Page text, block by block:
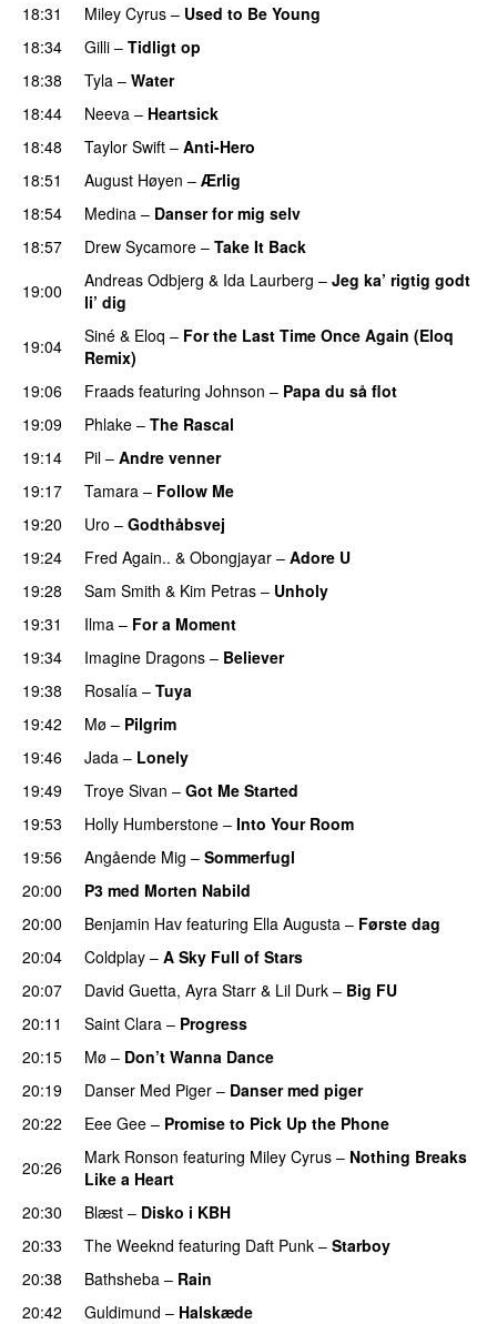
18:31
Miley Cyrus – Used to Be Young
18:34
Gilli – Tidligt op
18:38 Tyla – Water
18:44 Neeva – Heartsick
18:48
Taylor Swift – Anti-Hero
18:51
August Høyen – Ærlig
18:54
Medina – Danser for mig selv
18:57
Drew Sycamore – Take It Back
19:00
Andreas Odbjerg & Ida Laurberg – Jeg ka’ rigtig godt
li’ dig
19:04
Siné & Eloq – For the Last Time Once Again (Eloq
Remix)
19:06
Fraads featuring Johnson – Papa du så flot
19:09 Phlake – The Rascal
19:14
Pil – Andre venner
19:17
Tamara – Follow Me
19:20
Uro – Godthåbsvej
19:24
Fred Again.. & Obongjayar – Adore U
19:28 Sam Smith & Kim Petras – Unholy
19:31 Ilma – For a Moment
19:34 Imagine Dragons – Believer
19:38
Rosalía – Tuya
19:42
Mø – Pilgrim
19:46 Jada – Lonely
19:49 Troye Sivan – Got Me Started
19:53 Holly Humberstone – Into Your Room
19:56
Angående Mig – Sommerfugl
20:00
P3 med Morten Nabild
20:00
Benjamin Hav featuring Ella Augusta – Første dag
20:04 Coldplay – A Sky Full of Stars
20:07
David Guetta, Ayra Starr & Lil Durk – Big FU
20:11 Saint Clara – Progress
20:15
Mø – Don’t Wanna Dance
20:19
Danser Med Piger – Danser med piger
20:22
Eee Gee – Promise to Pick Up the Phone
20:26
Mark Ronson featuring Miley Cyrus – Nothing Breaks
Like a Heart
20:30 Blæst – Disko i KBH
20:33
The Weeknd featuring Daft Punk – Starboy
20:38
Bathsheba – Rain
20:42 Guldimund – Halskæde